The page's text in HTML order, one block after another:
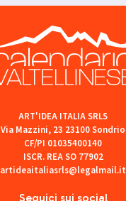
Seguici sui social
ART'IDEA ITALIA SRLS
Via Mazzini, 23 23100 Sondrio
CF/PI 01035400140
ISCR. REA SO 77902
artideaitaliasrls@legalmail.it